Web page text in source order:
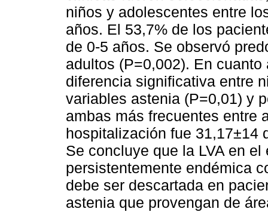
niños y adolescentes entre
años. El 53,7% de los
de 0-5 años. Se observó
adultos (P=0,002). En
diferencia significativa entre
variables astenia (P=0,01) y
ambas más frecuentes entre
hospitalización fue 31,17±14
Se concluye que la LVA en
persistentemente endémica
debe ser descartada en
astenia que provengan de